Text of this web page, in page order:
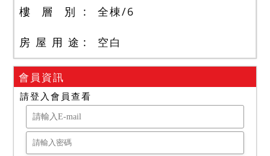
樓 層 別 全棟/6
房 屋 用 途 空白
會員資訊
請登入會員查看